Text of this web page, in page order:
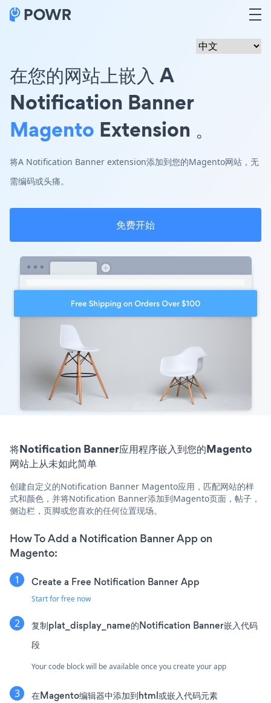
在您的网站上嵌入 A
Notification Banner
Magento Extension 。
将A Notification Banner extension添加到您的Magento网站，无
需编码或头痛。
免费开始
将Notification Banner应用程序嵌入到您的Magento
网站上从未如此简单
创建自定义的Notification Banner Magento应用，匹配网站的样
式和颜色，并将Notification Banner添加到Magento页面，帖子，
侧边栏，页脚或您喜欢的任何位置现场。
How To Add a Notification Banner App on
Magento:
Create a Free Notification Banner App
Start for free now
复制plat_display_name的Notification Banner嵌入代码
段
Your code block will be available once you create your app
在Magento编辑器中添加到html或嵌入代码元素